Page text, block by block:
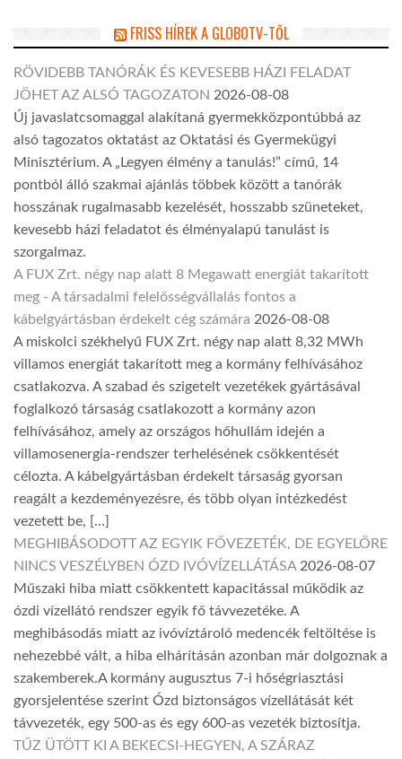
FRISS HÍREK A GLOBOTV-TŐL
RÖVIDEBB TANÓRÁK ÉS KEVESEBB HÁZI FELADAT
JÖHET AZ ALSÓ TAGOZATON 2026-08-08
Új javaslatcsomaggal alakítaná gyermekközpontúbbá az
alsó tagozatos oktatást az Oktatási és Gyermekügyi
Minisztérium. A „Legyen élmény a tanulás!” című, 14
pontból álló szakmai ajánlás többek között a tanórák
hosszának rugalmasabb kezelését, hosszabb szüneteket,
kevesebb házi feladatot és élményalapú tanulást is
szorgalmaz.
A FUX Zrt. négy nap alatt 8 Megawatt energiát takarított
meg - A társadalmi felelősségvállalás fontos a
kábelgyártásban érdekelt cég számára 2026-08-08
A miskolci székhelyű FUX Zrt. négy nap alatt 8,32 MWh
villamos energiát takarított meg a kormány felhívásához
csatlakozva. A szabad és szigetelt vezetékek gyártásával
foglalkozó társaság csatlakozott a kormány azon
felhívásához, amely az országos hőhullám idején a
villamosenergia-rendszer terhelésének csökkentését
célozta. A kábelgyártásban érdekelt társaság gyorsan
reagált a kezdeményezésre, és több olyan intézkedést
vezetett be, […]
MEGHIBÁSODOTT AZ EGYIK FŐVEZETÉK, DE EGYELŐRE
NINCS VESZÉLYBEN ÓZD IVÓVÍZELLÁTÁSA 2026-08-07
Műszaki hiba miatt csökkentett kapacitással működik az
ózdi vízellátó rendszer egyik fő távvezetéke. A
meghibásodás miatt az ivóvíztároló medencék feltöltése is
nehezebbé vált, a hiba elhárításán azonban már dolgoznak a
szakemberek.A kormány augusztus 7-i hőségriasztási
gyorsjelentése szerint Ózd biztonságos vízellátását két
távvezeték, egy 500-as és egy 600-as vezeték biztosítja.
TŰZ ÜTÖTT KI A BEKECSI-HEGYEN, A SZÁRAZ